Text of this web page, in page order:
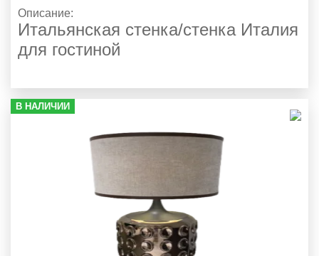
Описание:
Итальянская стенка/стенка Италия
для гостиной
В НАЛИЧИИ